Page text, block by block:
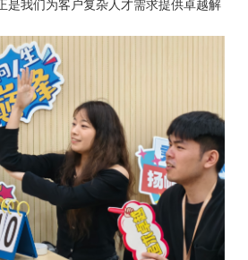
是我们为客户复杂人才需求提供卓越解